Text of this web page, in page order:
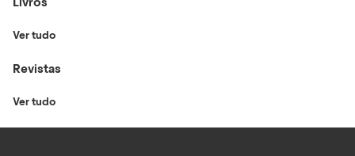
Ver tudo
Revistas
Ver tudo